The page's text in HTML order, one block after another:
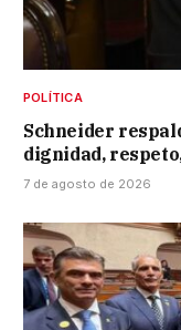
POLÍTICA
Schneider
dignidad,
7 de agosto de 2026